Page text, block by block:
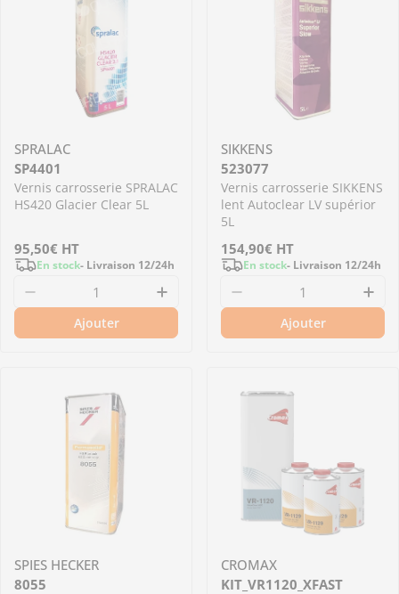
SPRALAC
SP4401
Vernis carrosserie SPRALAC
HS420 Glacier Clear 5L
Prix
régulier
95,50€ HT
En stock- Livraison 12/24h
Diminuer la quantité pour SP4401 - Vernis
Augmenter la quantité pour
Ajouter
SIKKENS
523077
Vernis carrosserie SIKKENS
lent Autoclear LV supérior
5L
Prix
régulier
154,90€ HT
En stock- Livraison 12/24h
Diminuer la
Ajouter
SPIES HECKER
8055
CROMAX
KIT_VR1120_XFAST